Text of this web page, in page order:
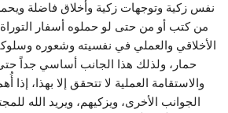
نفس زكية وتوجهات زكية وأخلاق فاضلة
من كتب أو من حتى لو حملوه أسفار
الأخلاقي والعملي في نفسيته وشعوره
حمار، ولذلك هذا الجانب أساسي جداً
والاستقامة العملية لا تتحقق إلا بهذا، إذا
الجوانب الأخرى، ويزكيهم، ويريد الله